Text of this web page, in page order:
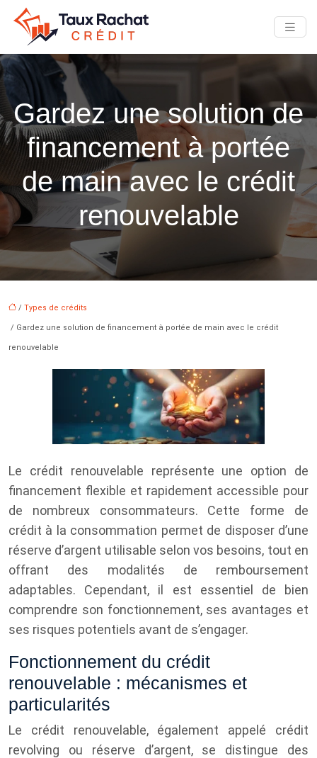
Gardez une solution de
financement à portée
de main avec le crédit
renouvelable
/ Types de crédits
/ Gardez une solution de financement à portée de main avec le crédit
renouvelable
Le crédit renouvelable représente une option de
financement flexible et rapidement accessible pour
de nombreux consommateurs. Cette forme de
crédit à la consommation permet de disposer d’une
réserve d’argent utilisable selon vos besoins, tout en
offrant des modalités de remboursement
adaptables. Cependant, il est essentiel de bien
comprendre son fonctionnement, ses avantages et
ses risques potentiels avant de s’engager.
Fonctionnement du crédit
renouvelable : mécanismes et
particularités
Le crédit renouvelable, également appelé crédit
revolving ou réserve d’argent, se distingue des